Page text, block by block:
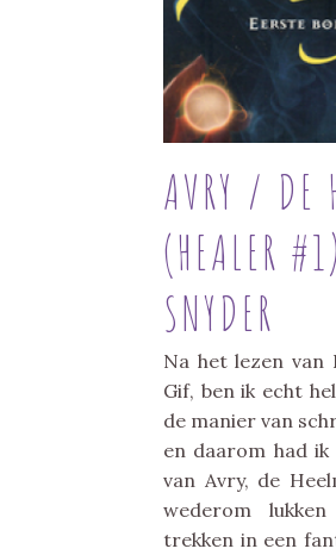
AVRY / DE
(HEALER
SNYDER
Na het lezen van
Gif, ben ik echt
de manier van
en daarom had
van Avry, de
wederom
trekken in een